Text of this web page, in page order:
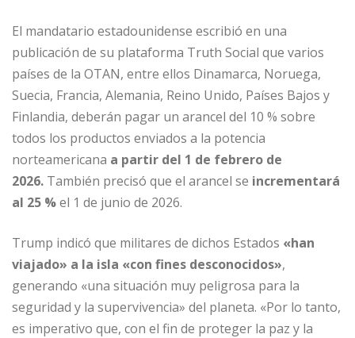
El mandatario estadounidense escribió en una
publicación de su plataforma Truth Social que varios
países de la OTAN, entre ellos Dinamarca, Noruega,
Suecia, Francia, Alemania, Reino Unido, Países Bajos y
Finlandia, deberán pagar un arancel del 10 % sobre
todos los productos enviados a la potencia
norteamericana a partir del 1 de febrero de
2026. También precisó que el arancel se incrementará
al 25 %el 1 de junio de 2026.
Trump indicó que militares de dichos Estados «han
viajado» a la isla «con fines desconocidos»,
generando «una situación muy peligrosa para la
seguridad y la supervivencia» del planeta. «Por lo tanto,
es imperativo que, con el fin de proteger la paz y la